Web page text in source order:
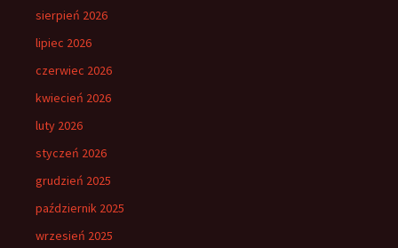
sierpień 2026
lipiec 2026
czerwiec 2026
kwiecień 2026
luty 2026
styczeń 2026
grudzień 2025
październik 2025
wrzesień 2025